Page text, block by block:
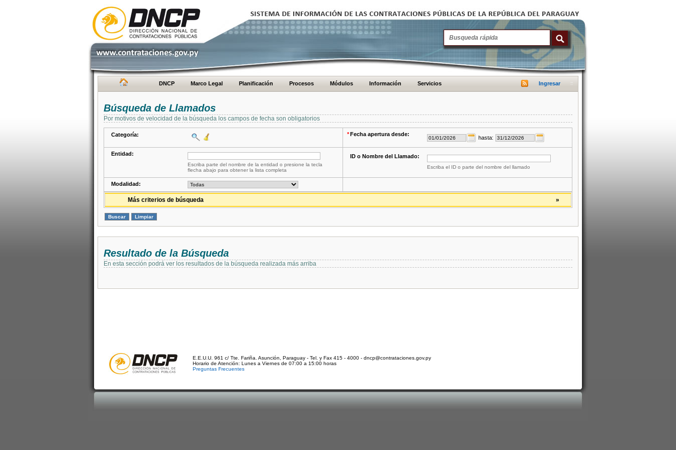
DNCP Marco Legal Planificación Procesos Módulos Información Servicios Ingresar
Búsqueda de Llamados
Por motivos de velocidad de la búsqueda los campos de fecha son obligatorios
Categoría: *Fecha apertura desde:
hasta:
Entidad:
Escriba parte del nombre de la entidad o presione la tecla
flecha abajo para obtener la lista completa
ID o Nombre del Llamado:
Escriba el ID o parte del nombre del llamado
Modalidad:
»
Más criterios de búsqueda
Resultado de la Búsqueda
En esta sección podrá ver los resultados de la búsqueda realizada más arriba
E.E.U.U. 961 c/ Tte. Fariña. Asunción, Paraguay - Tel. y Fax 415 - 4000 - dncp@contrataciones.gov.py
Horario de Atención: Lunes a Viernes de 07:00 a 15:00 horas
Preguntas Frecuentes